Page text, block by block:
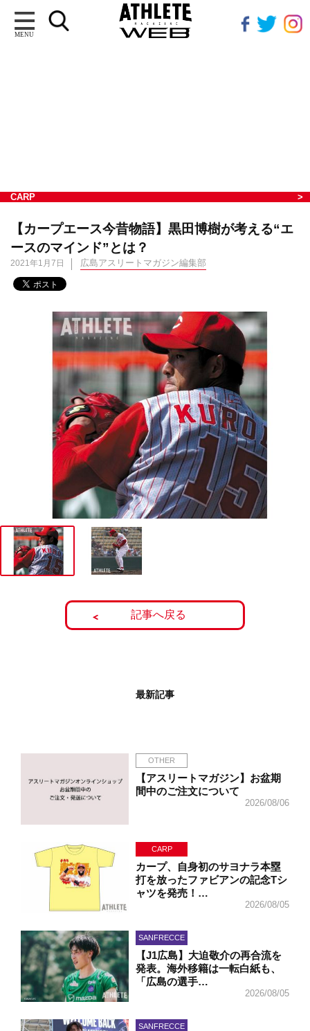
MENU
CARP
【カープエース今昔物語】黒田博樹が考える“エ
ースのマインド”とは？
2021年1月7日 広島アスリートマガジン編集部
記事へ戻る
最新記事
OTHER
【アスリートマガジン】お盆期
間中のご注文について
2026/08/06
CARP
カープ、自身初のサヨナラ本塁
打を放ったファビアンの記念Tシ
ャツを発売！…
2026/08/05
SANFRECCE
【J1広島】大迫敬介の再合流を
発表。海外移籍は一転白紙も、
「広島の選手…
2026/08/05
SANFRECCE